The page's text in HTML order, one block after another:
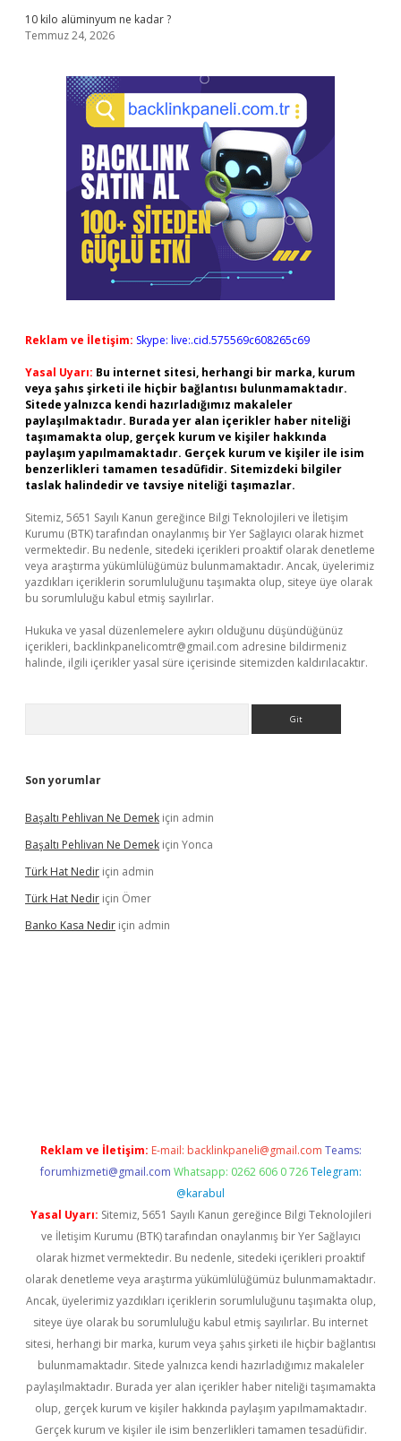
10 kilo alüminyum ne kadar ?
Temmuz 24, 2026
Reklam ve İletişim: Skype: live:.cid.575569c608265c69
Yasal Uyarı: Bu internet sitesi, herhangi bir marka, kurum
veya şahıs şirketi ile hiçbir bağlantısı bulunmamaktadır.
Sitede yalnızca kendi hazırladığımız makaleler
paylaşılmaktadır. Burada yer alan içerikler haber niteliği
taşımamakta olup, gerçek kurum ve kişiler hakkında
paylaşım yapılmamaktadır. Gerçek kurum ve kişiler ile isim
benzerlikleri tamamen tesadüfidir. Sitemizdeki bilgiler
taslak halindedir ve tavsiye niteliği taşımazlar.
Sitemiz, 5651 Sayılı Kanun gereğince Bilgi Teknolojileri ve İletişim
Kurumu (BTK) tarafından onaylanmış bir Yer Sağlayıcı olarak hizmet
vermektedir. Bu nedenle, sitedeki içerikleri proaktif olarak denetleme
veya araştırma yükümlülüğümüz bulunmamaktadır. Ancak, üyelerimiz
yazdıkları içeriklerin sorumluluğunu taşımakta olup, siteye üye olarak
bu sorumluluğu kabul etmiş sayılırlar.
Hukuka ve yasal düzenlemelere aykırı olduğunu düşündüğünüz
içerikleri, backlinkpanelicomtr@gmail.com adresine bildirmeniz
halinde, ilgili içerikler yasal süre içerisinde sitemizden kaldırılacaktır.
Son yorumlar
Başaltı Pehlivan Ne Demek için admin
Başaltı Pehlivan Ne Demek için Yonca
Türk Hat Nedir için admin
Türk Hat Nedir için Ömer
Banko Kasa Nedir için admin
Reklam ve İletişim: E-mail: backlinkpaneli@gmail.com Teams:
forumhizmeti@gmail.com Whatsapp: 0262 606 0 726 Telegram:
@karabul
Yasal Uyarı: Sitemiz, 5651 Sayılı Kanun gereğince Bilgi Teknolojileri
ve İletişim Kurumu (BTK) tarafından onaylanmış bir Yer Sağlayıcı
olarak hizmet vermektedir. Bu nedenle, sitedeki içerikleri proaktif
olarak denetleme veya araştırma yükümlülüğümüz bulunmamaktadır.
Ancak, üyelerimiz yazdıkları içeriklerin sorumluluğunu taşımakta olup,
siteye üye olarak bu sorumluluğu kabul etmiş sayılırlar. Bu internet
sitesi, herhangi bir marka, kurum veya şahıs şirketi ile hiçbir bağlantısı
bulunmamaktadır. Sitede yalnızca kendi hazırladığımız makaleler
paylaşılmaktadır. Burada yer alan içerikler haber niteliği taşımamakta
olup, gerçek kurum ve kişiler hakkında paylaşım yapılmamaktadır.
Gerçek kurum ve kişiler ile isim benzerlikleri tamamen tesadüfidir.